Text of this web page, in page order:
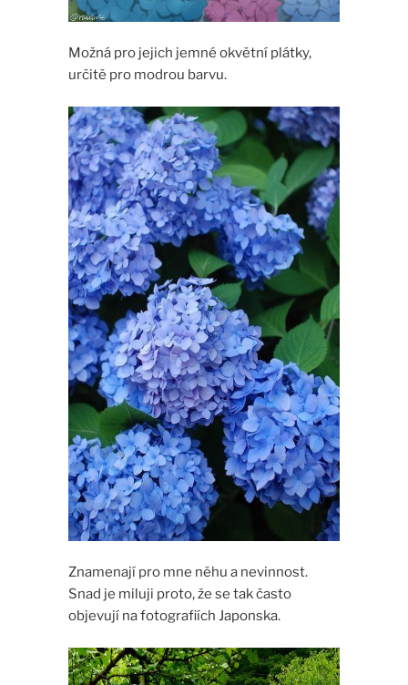
Možná pro jejich jemné okvětní plátky,
určitě pro modrou barvu.
Znamenají pro mne něhu a nevinnost.
Snad je miluji proto, že se tak často
objevují na fotografiích Japonska.